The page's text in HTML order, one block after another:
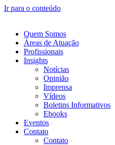
Ir para o conteúdo
Quem Somos
Áreas de Atuação
Profissionais
Insights
Notícias
Opinião
Imprensa
Vídeos
Boletins Informativos
Ebooks
Eventos
Contato
Contato